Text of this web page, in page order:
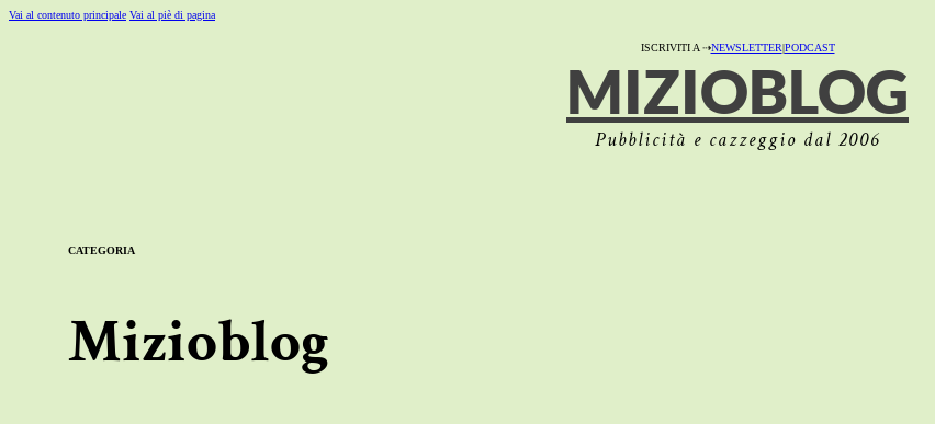
Vai al contenuto principale Vai al piè di pagina
ISCRIVITI A ⇢NEWSLETTER|PODCAST
MIZIOBLOG
Pubblicità e cazzeggio dal 2006
CATEGORIA
Mizioblog